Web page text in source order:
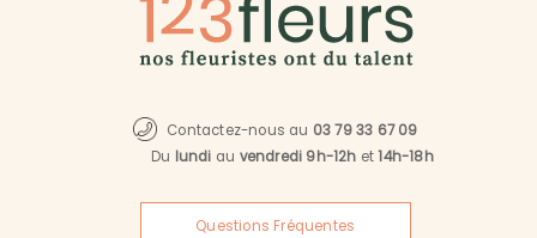
Contactez-nous au 03 79 33 67 09
Du lundi au vendredi 9h-12h et14h-18h
Questions Fréquentes